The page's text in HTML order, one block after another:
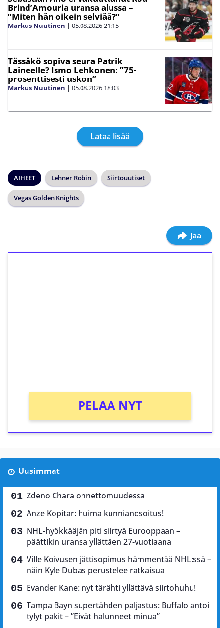
Brind’Amouria uransa alussa –
”Miten hän oikein selviää?”
Markus Nuutinen | 05.08.202621:15
Tässäkö sopiva seura Patrik
Laineelle? Ismo Lehkonen: ”75-
prosenttisesti uskon”
Markus Nuutinen | 05.08.2026 18:03
Lataa lisää
AIHEET Lehner Robin Siirtouutiset
Vegas Golden Knights
Jaa
PELAA NYT
Uusimmat
Zdeno Chara onnettomuudessa
Anze Kopitar: huima kunnianosoitus!
NHL-hyökkääjän piti siirtyä Eurooppaan –
päättikin uransa yllättäen 27-vuotiaana
Ville Koivusen jättisopimus hämmentää NHL:ssä –
näin Kyle Dubas perustelee ratkaisua
Evander Kane: nyt tärähti yllättävä siirtohuhu!
Tampa Bayn supertähden paljastus: Buffalo antoi
tylyt pakit – ”Eivät halunneet minua”